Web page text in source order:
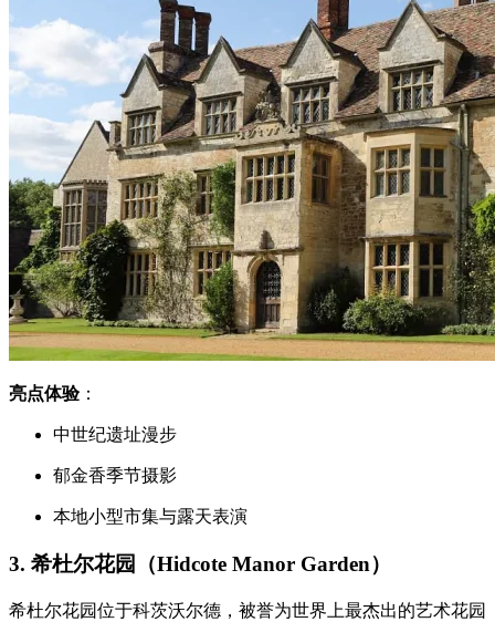
亮点体验：
中世纪遗址漫步
郁金香季节摄影
本地小型市集与露天表演
3. 希杜尔花园（Hidcote Manor Garden）
希杜尔花园位于科茨沃尔德，被誉为世界上最杰出的艺术花园